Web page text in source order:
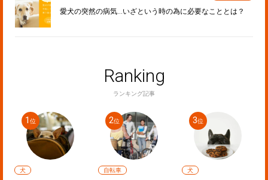
愛犬の突然の病気…いざという時の為に必要なこととは？
Ranking
ランキング記事
犬 自転車 犬